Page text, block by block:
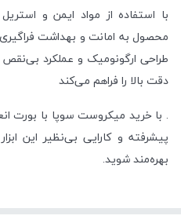
با استفاده از مواد ایمن و
محصول به امانت و بهداشت
طراحی ارگونومیک و عملکرد
دقت بالا را فراهم می‌کند
پیشرفته و کارایی بی‌نظیر این
بهره‌مند شوید.